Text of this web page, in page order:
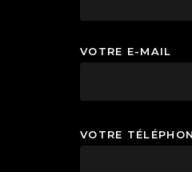
VOTRE E-MAIL
VOTRE